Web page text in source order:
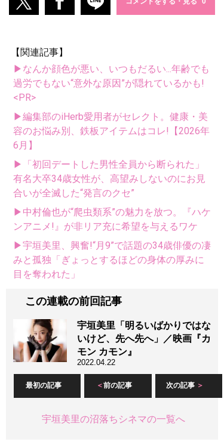
【関連記事】
▶なんか顔色が悪い、いつもだるい...年齢でも
過労でもない“意外な原因”が隠れているかも!
<PR>
▶編集部のiHerb愛用者がセレクト。健康・美
容のお悩み別、鉄板アイテムはコレ!【2026年
6月】
▶「初回デートした男性全員から断られた」
有名大卒34歳女性が、高望みしないのにお見
合いが全滅した“発言のクセ”
▶中村倫也が“爬虫類系”の魅力を放つ。『ハケ
ンアニメ!』が非リア充に希望を与えるワケ
▶宇垣美里、興奮!“月9”で話題の34歳俳優の凄
みと孤独「ぎょっとするほどの身体の厚みに
目を奪われた」
この連載の前回記事
宇垣美里「明るいばかりではな
いけど、先へ先へ」／映画『カ
モン カモン』
2022.04.22
最初の記事 前の記事 次の記事
宇垣美里の沼落ちシネマの一覧へ